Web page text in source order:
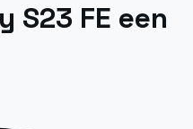
S23 FE een